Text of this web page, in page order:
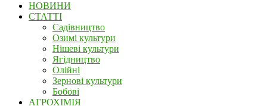
НОВИНИ
СТАТТІ
Садівництво
Озимі культури
Нішеві культури
Ягідництво
Олійні
Зернові культури
Бобові
АГРОХІМІЯ